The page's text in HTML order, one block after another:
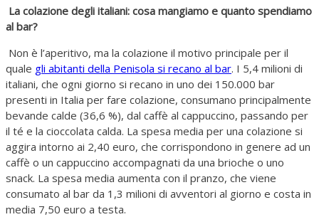
La colazione degli italiani: cosa mangiamo e quanto spendiamo
al bar?
Non è l’aperitivo, ma la colazione il motivo principale per il
quale gli abitanti della Penisola si recano al bar. I 5,4 milioni di
italiani, che ogni giorno si recano in uno dei 150.000 bar
presenti in Italia per fare colazione, consumano principalmente
bevande calde (36,6 %), dal caffè al cappuccino, passando per
il té e la cioccolata calda. La spesa media per una colazione si
aggira intorno ai 2,40 euro, che corrispondono in genere ad un
caffè o un cappuccino accompagnati da una brioche o uno
snack. La spesa media aumenta con il pranzo, che viene
consumato al bar da 1,3 milioni di avventori al giorno e costa in
media 7,50 euro a testa.